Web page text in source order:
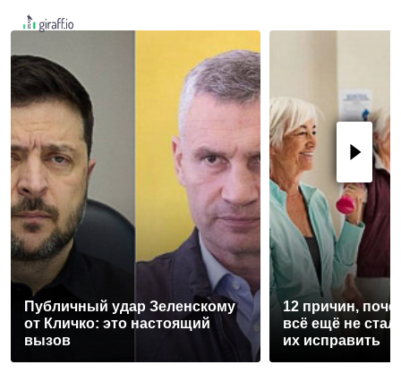
Публичный удар Зеленскому
от Кличко: это настоящий
вызов
12 причин,
всё ещё не
их исправить